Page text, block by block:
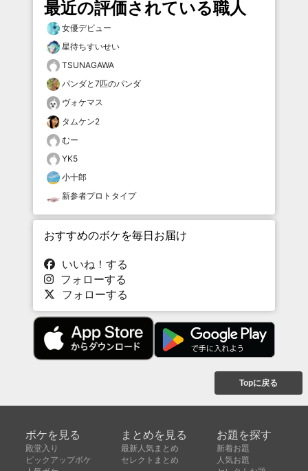
最近の評価されている職人
女優デビュー
星待ちすいせい
TSUNAGAWA
パンダと7匹のパンダ
ヴォケマス
タムケン2
むー
YK5
小十郎
新参者プロトタイプ
おすすめのボケを毎日お届け
いいね！する
フォローする
フォローする
Topに戻る
ボケを見る
殿堂入り
ピックアップボケ
まとめを見る
最新人気まとめ
セレクトまとめ
お題を探す
新着お題
人気お題